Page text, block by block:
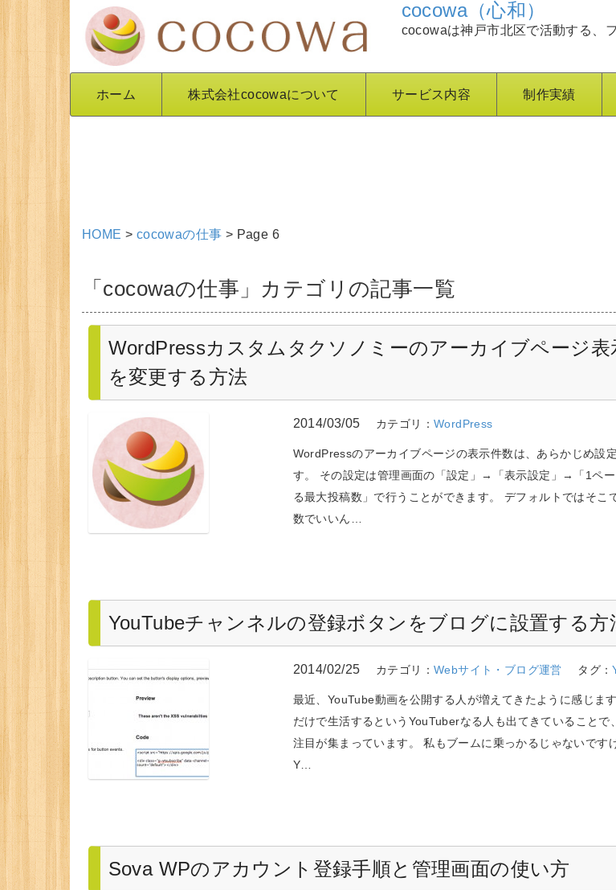
cocowa（心和）
cocowaは神戸市北区で活動する、
ホーム 株式会社cocowaについて サービス内容 制作実績
HOME > cocowaの仕事 > Page 6
「cocowaの仕事」カテゴリの記事一覧
WordPressカスタムタクソノミーのアーカイブページ表
を変更する方法
2014/03/05 カテゴリ： WordPress
WordPressのアーカイブページの表示件数は、あらかじめ設
す。 その設定は管理画面の「設定」→「表示設定」→「1ペ
る最大投稿数」で行うことができます。 デフォルトではそこ
数でいいん…
YouTubeチャンネルの登録ボタンをブログに設置する方
2014/02/25 カテゴリ： Webサイト・ブログ運営 タグ：
最近、YouTube動画を公開する人が増えてきたように感じま
だけで生活するというYouTuberなる人も出てきていることで
注目が集まっています。 私もブームに乗っかるじゃないです
Y…
Sova WPのアカウント登録手順と管理画面の使い方